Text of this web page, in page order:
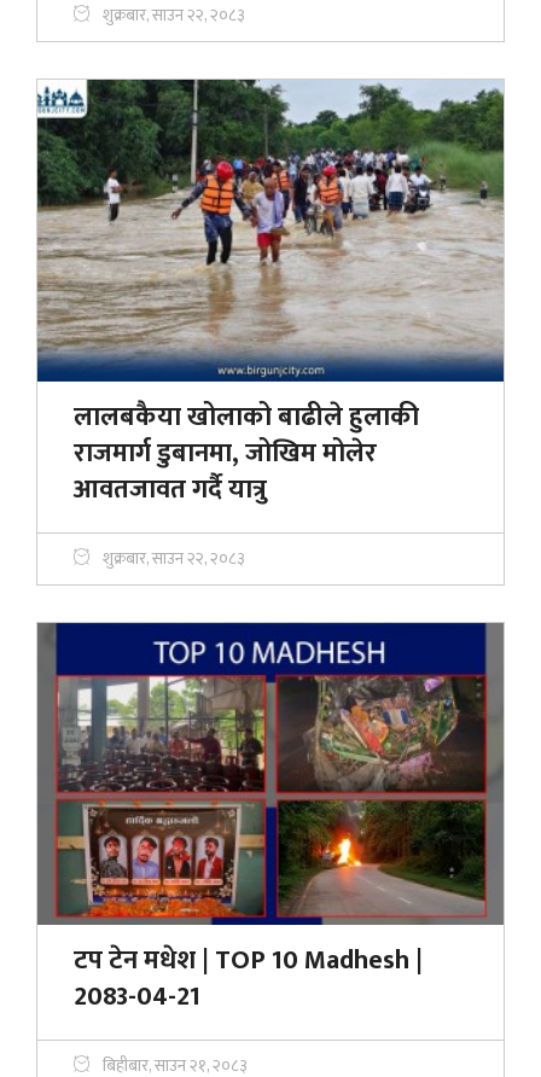
शुक्रबार, साउन २२, २०८३
लालबकैया खोलाको बाढीले हुलाकी
राजमार्ग डुबानमा, जोखिम मोलेर
आवतजावत गर्दै यात्रु
शुक्रबार, साउन २२, २०८३
टप टेन मधेश | TOP 10 Madhesh |
2083-04-21
बिहीबार, साउन २१, २०८३